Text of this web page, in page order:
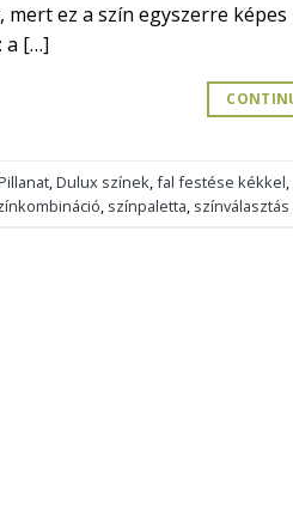
ez a szín egyszerre
a […]
Dulux színek fal festése kékkel
színpaletta színválasztás